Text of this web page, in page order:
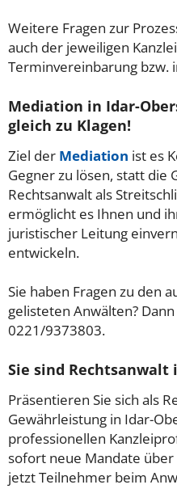
Weitere Fragen zur
auch der jeweiligen
Terminvereinbarung bzw.
Mediation in Idar-
gleich zu Klagen!
Ziel der Mediation ist es
Gegner zu lösen, statt die
Rechtsanwalt als
ermöglicht es Ihnen und
juristischer Leitung
entwickeln.
Sie haben Fragen zu den
gelisteten Anwälten?
0221/9373803.
Sie sind Rechtsanwalt
Präsentieren Sie sich als
Gewährleistung in Idar-
professionellen
sofort neue Mandate
jetzt Teilnehmer beim